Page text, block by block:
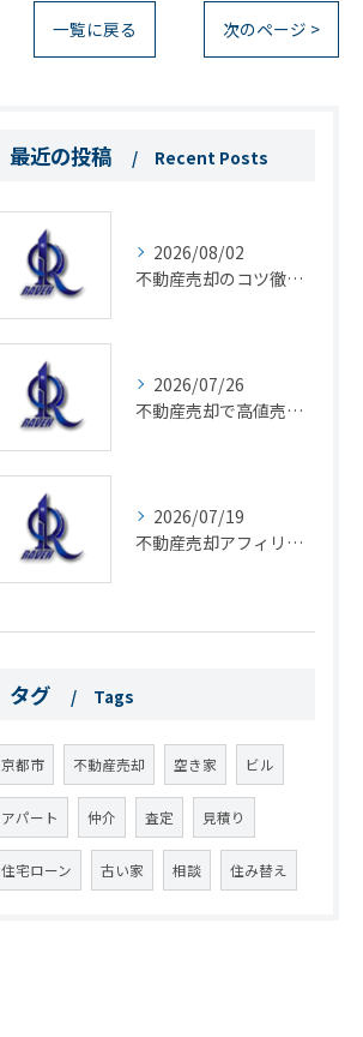
一覧に戻る 次のページ >
最近の投稿 Recent Posts
2026/08/02
不動産売却のコツ徹底解説と失敗を防ぐポイント実体験から学ぶ
2026/07/26
不動産売却で高値売却を実現する京都府京都市の最新対策と専門家選び
2026/07/19
不動産売却アフィリエイトで月10万円を目指すための成功戦略と三大タブー回避術
タグ Tags
京都市 不動産売却 空き家 ビル
アパート 仲介 査定 見積り
住宅ローン 古い家 相談 住み替え